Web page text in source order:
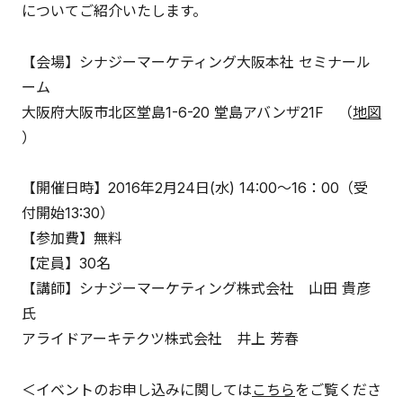
についてご紹介いたします。
【会場】シナジーマーケティング大阪本社 セミナール
ーム
大阪府大阪市北区堂島1-6-20 堂島アバンザ21F （地図
）
【開催日時】2016年2月24日(水) 14:00～16：00（受
付開始13:30）
【参加費】無料
【定員】30名
【講師】シナジーマーケティング株式会社 山田 貴彦
氏
アライドアーキテクツ株式会社 井上 芳春
＜イベントのお申し込みに関しては こちらをご覧くださ